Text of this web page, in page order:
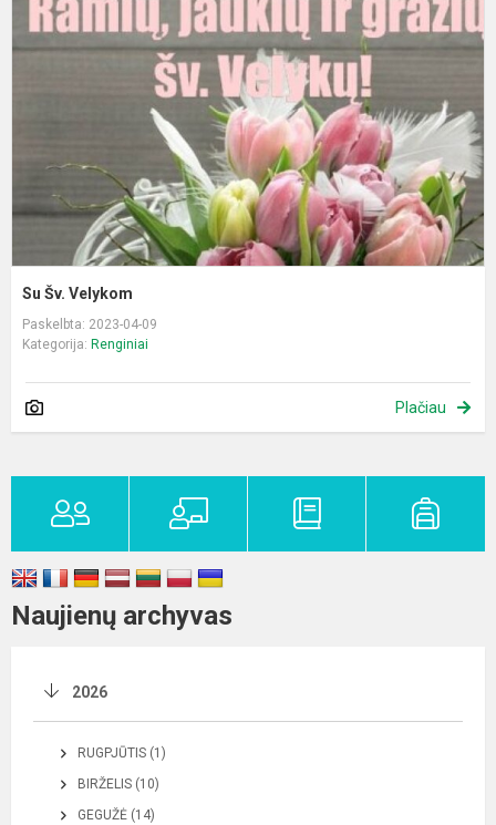
Su Šv. Velykom
Paskelbta: 2023-04-09
Kategorija: Renginiai
Plačiau
Naujienų archyvas
2026
RUGPJŪTIS (1)
BIRŽELIS (10)
GEGUŽĖ (14)